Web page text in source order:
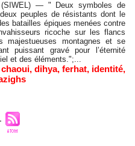
(SIWEL) — " Deux symboles de
peuples de résistants dont le
batailles épiques menées contre
ricoche sur les flancs
majestueuses montagnes et se
puissant gravé pour l’éternité
et des éléments.";...
chaoui, dihya, ferhat, identité,